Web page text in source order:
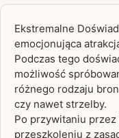
Ekstremalne
emocjonująca
Podczas tego
możliwość
różnego rodzaju
czy nawet strzelby.
Po przywitaniu
przeszkoleniu z